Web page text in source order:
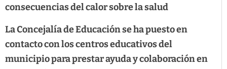
consecuencias del calor sobre la salud
La Concejalía de Educación se ha puesto en
contacto con los centros educativos del
municipio para prestar ayuda y colaboración en